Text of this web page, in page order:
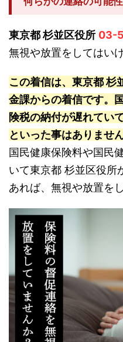
東京都 杉並区役所 03-
無視や放置をしてはい
この着信は、東京都 杉
金課からの着信です。
険税の納付が遅れてい
といった事はありませ
国民健康保険料や国民
いて東京都 杉並区役所
あれば、無視や放置を